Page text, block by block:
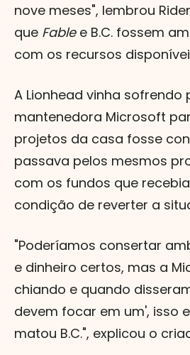
nove meses", lembrou
que Fablee B.C. fossem
com os recursos
A Lionhead vinha sofrendo
mantenedora Microsoft
projetos da casa fosse
passava pelos mesmos
com os fundos que
condição de reverter a
"Poderíamos consertar
e dinheiro certos, mas a
chiando e quando
devem focar em um', isso
matou B.C.", explicou o